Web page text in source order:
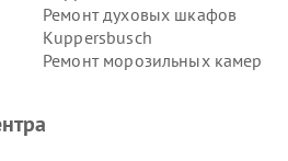
Ремонт духовых шкафов
Kuppersbusch
Ремонт морозильных камер
вакуумных упаковщиков